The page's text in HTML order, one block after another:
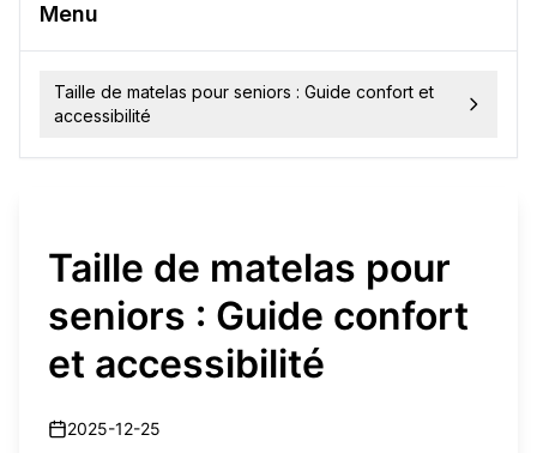
Menu
Taille de matelas pour seniors : Guide confort et
accessibilité
Taille de matelas pour
seniors : Guide confort
et accessibilité
2025-12-25